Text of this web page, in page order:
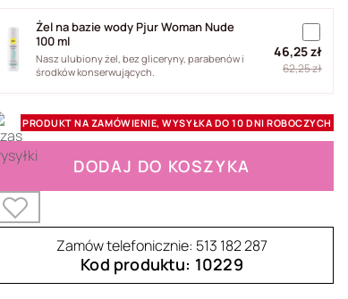
Żel na bazie wody Pjur Woman Nude
100 ml
Nasz ulubiony żel, bez gliceryny, parabenów i
środków konserwujących.
46,25 zł
62,25 zł
PRODUKT NA ZAMÓWIENIE, WYSYŁKA DO 10 DNI ROBOCZYCH
DODAJ DO KOSZYKA
Zamów telefonicznie: 513 182 287
Kod produktu: 10229